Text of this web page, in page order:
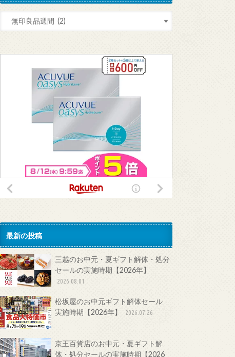
最新の投稿
三越のお中元・夏ギフト解体・処分
セールの実施時期【2026年】
2026.08.01
松坂屋のお中元ギフト解体セール
実施時期【2026年】
2026.07.26
京王百貨店のお中元・夏ギフト解
体・処分セールの実施時期【2026